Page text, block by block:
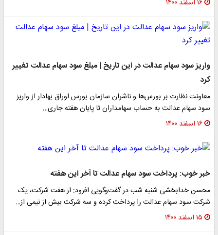
۱۶ اسفند ۱۴۰۰
واریز سود سهام عدالت در این تاریخ | مبلغ سود سهام عدالت تغییر
کرد
معاونت نظارت بر بورس‌ها و ناشران سازمان بورس اوراق بهادار از واریز
سود سهام عدالت به حساب سهامداران تا پایان هفته جاری…
۱۶ اسفند ۱۴۰۰
خبر خوب: پرداخت سود سهام عدالت تا آخر این هفته
محسن خدابخشی شنبه شب در گفت‌وگویی افزود: از هفت شرکت، یک
شرکت سود سهام عدالت را پرداخت کرده و سه شرکت بیش از نیمی از…
۱۵ اسفند ۱۴۰۰